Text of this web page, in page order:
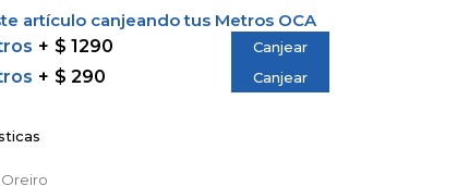
artículo canjeando tus Metros OCA
$ 1290 Canjear
$ 290 Canjear
Oreiro